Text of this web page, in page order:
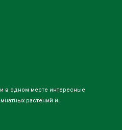
в одном месте интересные
растений и